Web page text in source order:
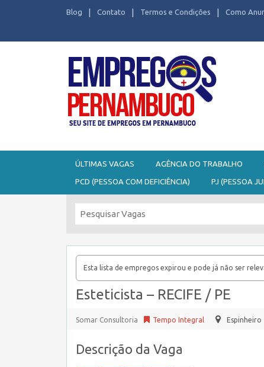
Blog Contato Termos e Condições Como
ÚLTIMAS VAGAS AGÊNCIA DO TRABALHO
PCD (PESSOA COM DEFICIÊNCIA) PJ (PESSOA
Esta lista de empregos expirou e pode já não ser
Esteticista – RECIFE / PE
Somar Consultoria Tempo Integral Espinheiro
Descrição da Vaga